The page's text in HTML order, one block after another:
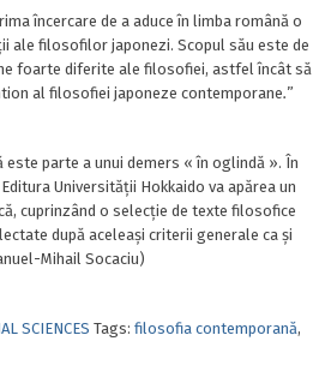
încercare de a aduce în limba română o
ale filosofilor japonezi. Scopul său este de
foarte diferite ale filosofiei, astfel încât să
al filosofiei japoneze contemporane.”
este parte a unui demers « în oglindă ». În
Universității Hokkaido va apărea un
cuprinzând o selecție de texte filosofice
după aceleași criterii generale ca și
Mihail Socaciu)
SCIENCES Tags: filosofia contemporană,